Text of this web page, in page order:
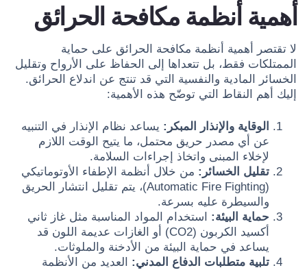
أهمية أنظمة مكافحة الحرائق
لا تقتصر أهمية أنظمة مكافحة الحرائق على حماية
الممتلكات فقط، بل تتعداها إلى الحفاظ على الأرواح وتقليل
الخسائر المادية والنفسية التي قد تنتج عن اندلاع الحرائق.
إليك أهم النقاط التي توضّح هذه الأهمية:
الوقاية والإنذار المبكر: يساعد نظام الإنذار في التنبيه
عن أي مصدر حريق محتمل، ما يتيح الوقت اللازم
لإخلاء المبنى واتخاذ إجراءات السلامة.
تقليل الخسائر: من خلال أنظمة الإطفاء الأوتوماتيكي
(Automatic Fire Fighting)، يتم تقليل انتشار الحريق
والسيطرة عليه بسرعة.
حماية البيئة: استخدام المواد المناسبة مثل غاز ثاني
أكسيد الكربون (CO2) أو الغازات عديمة اللون قد
يساعد في حماية البيئة من الأدخنة والملوثات.
تلبية متطلبات الدفاع المدني: العديد من الأنظمة